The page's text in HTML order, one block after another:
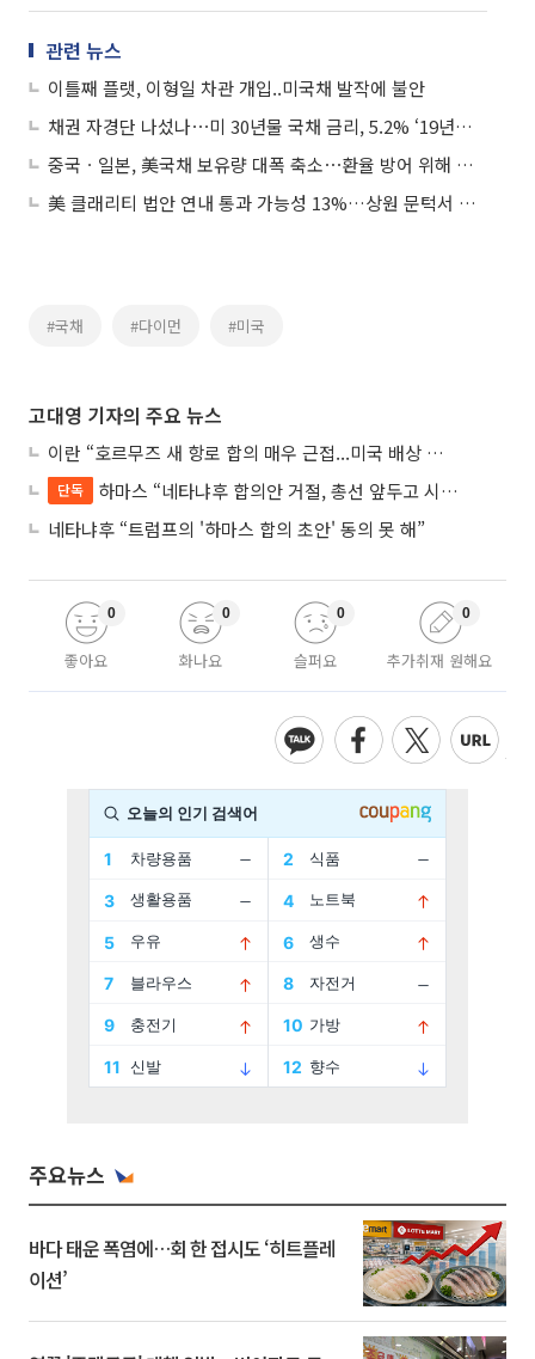
관련 뉴스
이틀째 플랫, 이형일 차관 개입..미국채 발작에 불안
채권 자경단 나섰나⋯미 30년물 국채 금리, 5.2% ‘19년래 최고’
중국ㆍ일본, 美국채 보유량 대폭 축소⋯환율 방어 위해 달러자산 매각
美 클래리티 법안 연내 통과 가능성 13%…상원 문턱서 제동
#국채 #다이먼 #미국
고대영 기자의 주요 뉴스
이란 “호르무즈 새 항로 합의 매우 근접...미국 배상 먼저”
단독
하마스 “네타냐후 합의안 거절, 총선 앞두고 시간 끌기”
네타냐후 “트럼프의 '하마스 합의 초안' 동의 못 해”
좋아요
0
화나요
0
슬퍼요
0
추가취재 원해요
0
주요뉴스
바다 태운 폭염에…회 한 접시도 ‘히트플레
이션’